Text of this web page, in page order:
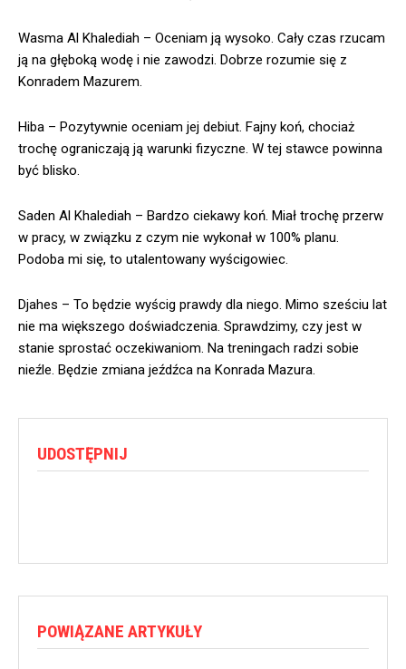
Wasma Al Khalediah – Oceniam ją wysoko. Cały czas rzucam
ją na głęboką wodę i nie zawodzi. Dobrze rozumie się z
Konradem Mazurem.
Hiba – Pozytywnie oceniam jej debiut. Fajny koń, chociaż
trochę ograniczają ją warunki fizyczne. W tej stawce powinna
być blisko.
Saden Al Khalediah – Bardzo ciekawy koń. Miał trochę przerw
w pracy, w związku z czym nie wykonał w 100% planu.
Podoba mi się, to utalentowany wyścigowiec.
Djahes – To będzie wyścig prawdy dla niego. Mimo sześciu lat
nie ma większego doświadczenia. Sprawdzimy, czy jest w
stanie sprostać oczekiwaniom. Na treningach radzi sobie
nieźle. Będzie zmiana jeźdźca na Konrada Mazura.
UDOSTĘPNIJ
POWIĄZANE ARTYKUŁY